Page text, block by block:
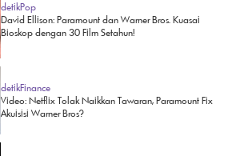
detikPop
David Ellison: Paramount dan Warner Bros. Kuasai
Bioskop dengan 30 Film Setahun!
detikFinance
Video: Netflix Tolak Naikkan Tawaran, Paramount Fix
Akuisisi Warner Bros?